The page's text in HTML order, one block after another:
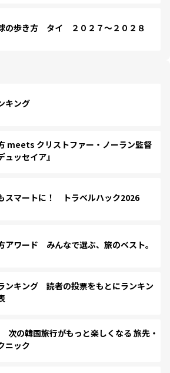
の歩き方 タイ ２０２７～２０２８
キング
meets クリストファー・ノーラン監督
ュッセイア』
スマートに！ トラベルハック2026
アワード みんなで選ぶ、旅のベスト。
ンキング 読者の投票をもとにランキン
の韓国旅行がもっと楽しくなる 旅先・
ニック